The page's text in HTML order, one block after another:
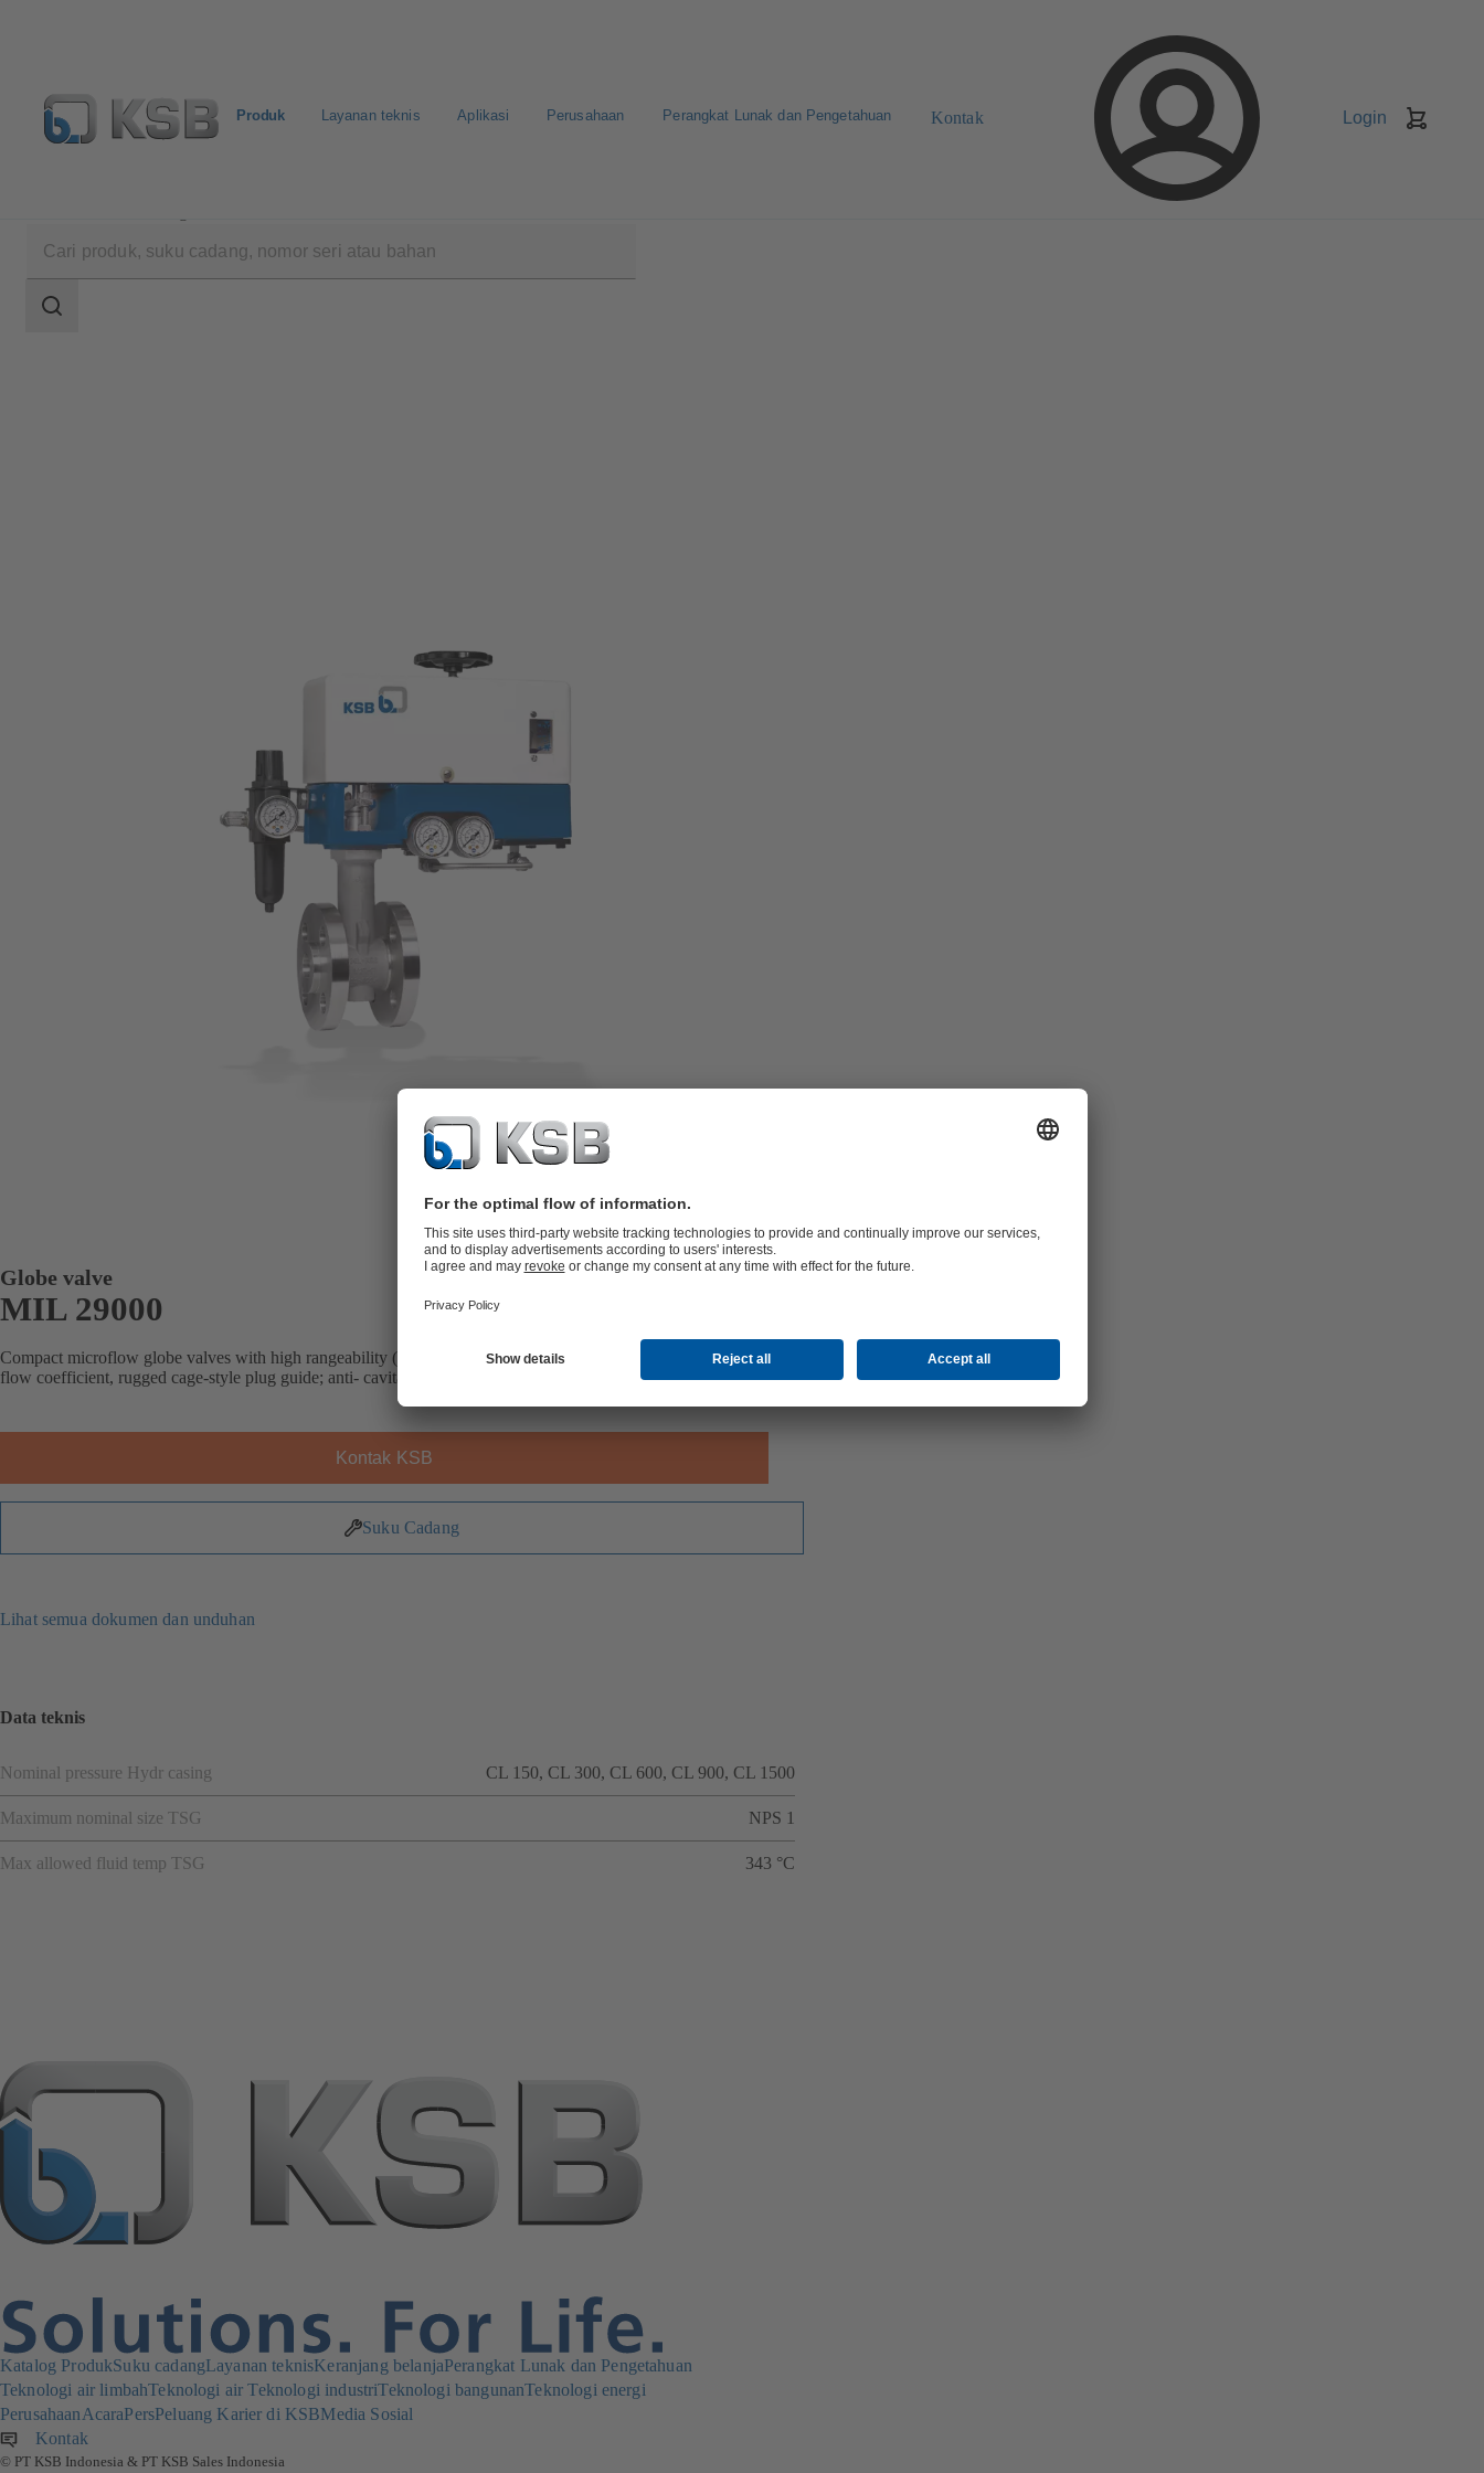
Produk Layanan teknis Aplikasi Perusahaan Perangkat Lunak dan Pengetahuan Kontak Login
pencarian
Area
Globe valve
MIL 29000
Compact microflow globe valves with high rangeability (500:1), quick-change trim for on-site adjustment of
flow coefficient, rugged cage-style plug guide; anti- cavitation design available.
Kontak KSB
Suku Cadang
Lihat semua dokumen dan unduhan
Data teknis
Nominal pressure Hydr casing CL 150, CL 300, CL 600, CL 900, CL 1500
Maximum nominal size TSG NPS 1
Max allowed fluid temp TSG 343 °C
Katalog ProdukSuku cadangLayanan teknisKeranjang belanjaPerangkat Lunak dan Pengetahuan
Teknologi air limbahTeknologi airTeknologi industriTeknologi bangunanTeknologi energi
PerusahaanAcaraPersPeluang Karier di KSBMedia Sosial
Kontak
© PT KSB Indonesia & PT KSB Sales Indonesia